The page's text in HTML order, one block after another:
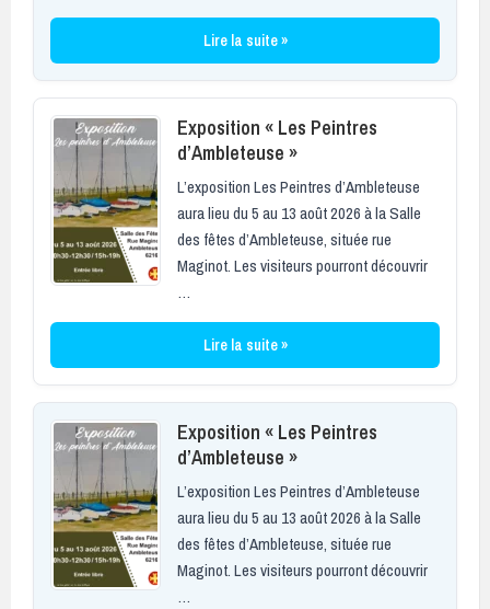
Lire la suite »
Exposition « Les Peintres
d’Ambleteuse »
L’exposition Les Peintres d’Ambleteuse
aura lieu du 5 au 13 août 2026 à la Salle
des fêtes d’Ambleteuse, située rue
Maginot. Les visiteurs pourront découvrir
…
Lire la suite »
Exposition « Les Peintres
d’Ambleteuse »
L’exposition Les Peintres d’Ambleteuse
aura lieu du 5 au 13 août 2026 à la Salle
des fêtes d’Ambleteuse, située rue
Maginot. Les visiteurs pourront découvrir
…